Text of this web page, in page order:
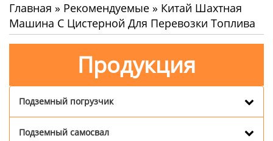
Главная » Рекомендуемые » Китай Шахтная
Машина С Цистерной Для Перевозки Топлива
Продукция
Подземный погрузчик
Подземный самосвал